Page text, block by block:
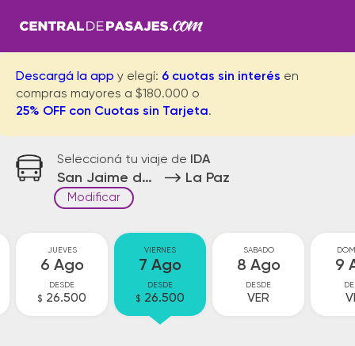
Descargá la app y elegí: 6 cuotas sin interés en
compras mayores a $180.000 o
25% OFF con Cuotas sin Tarjeta.
Seleccioná tu viaje de IDA
San Jaime de la Front. La Paz
Modificar
JUEVES
6 Ago
DESDE
$ 26.500
VIERNES
7 Ago
DESDE
$ 26.500
SABADO
8 Ago
DESDE
VER
9